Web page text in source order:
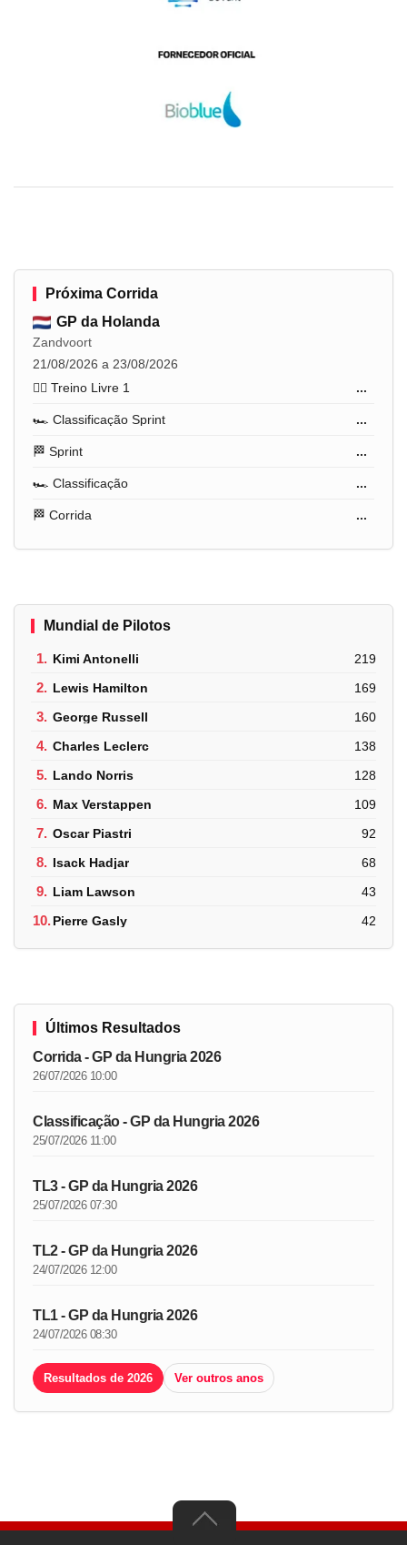
Próxima Corrida
GP da Holanda
Zandvoort
21/08/2026 a 23/08/2026
🏋️‍♂️ Treino Livre 1
...
🏎️ Classificação Sprint ...
🏁 Sprint ...
🏎️ Classificação ...
🏁 Corrida ...
Mundial de Pilotos
1. Kimi Antonelli 219
2. Lewis Hamilton 169
3. George Russell 160
4. Charles Leclerc 138
5. Lando Norris 128
6. Max Verstappen 109
7. Oscar Piastri 92
8. Isack Hadjar 68
9. Liam Lawson 43
10.Pierre Gasly 42
Últimos Resultados
Corrida - GP da Hungria 2026
26/07/2026 10:00
Classificação - GP da Hungria 2026
25/07/2026 11:00
TL3 - GP da Hungria 2026
25/07/2026 07:30
TL2 - GP da Hungria 2026
24/07/2026 12:00
TL1 - GP da Hungria 2026
24/07/2026 08:30
Resultados de 2026 Ver outros anos